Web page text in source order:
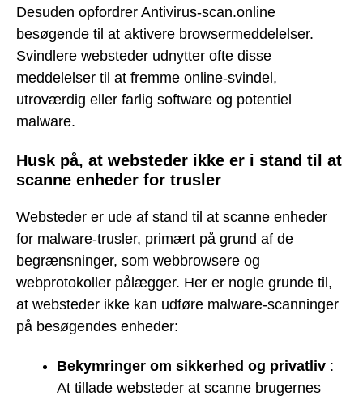
Desuden opfordrer Antivirus-scan.online
besøgende til at aktivere browsermeddelelser.
Svindlere websteder udnytter ofte disse
meddelelser til at fremme online-svindel,
utroværdig eller farlig software og potentiel
malware.
Husk på, at websteder ikke er i stand til at
scanne enheder for trusler
Websteder er ude af stand til at scanne enheder
for malware-trusler, primært på grund af de
begrænsninger, som webbrowsere og
webprotokoller pålægger. Her er nogle grunde til,
at websteder ikke kan udføre malware-scanninger
på besøgendes enheder:
Bekymringer om sikkerhed og privatliv :
At tillade websteder at scanne brugernes